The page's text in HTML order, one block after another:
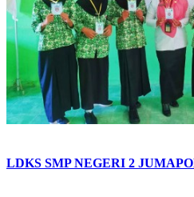
LDKS SMP NEGERI 2